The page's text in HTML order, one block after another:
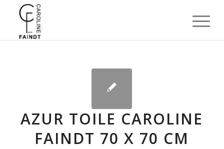
AZUR TOILE CAROLINE
FAINDT 70 X 70 CM